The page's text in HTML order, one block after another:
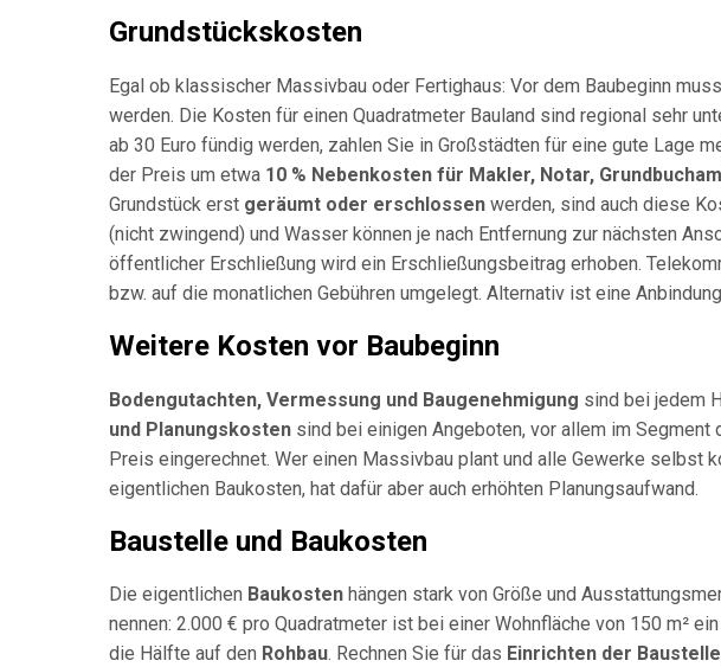
Grundstückskosten
Egal ob klassischer Massivbau oder Fertighaus: Vor dem Baubeginn
werden. Die Kosten für einen Quadratmeter Bauland sind regional sehr
ab 30 Euro fündig werden, zahlen Sie in Großstädten für eine gute Lage
der Preis um etwa 10 % Nebenkosten für Makler, Notar,
Grundstück erst geräumt oder erschlossen werden, sind auch diese
(nicht zwingend) und Wasser können je nach Entfernung zur nächsten
öffentlicher Erschließung wird ein Erschließungsbeitrag erhoben.
bzw. auf die monatlichen Gebühren umgelegt. Alternativ ist eine
Weitere Kosten vor Baubeginn
Bodengutachten, Vermessung und Baugenehmigung sind bei jedem
und Planungskosten sind bei einigen Angeboten, vor allem im Segment
Preis eingerechnet. Wer einen Massivbau plant und alle Gewerke selbst
eigentlichen Baukosten, hat dafür aber auch erhöhten Planungsaufwand.
Baustelle und Baukosten
Die eigentlichen Baukosten hängen stark von Größe und
nennen: 2.000 € pro Quadratmeter ist bei einer Wohnfläche von 150 m²
die Hälfte auf den Rohbau. Rechnen Sie für das Einrichten der